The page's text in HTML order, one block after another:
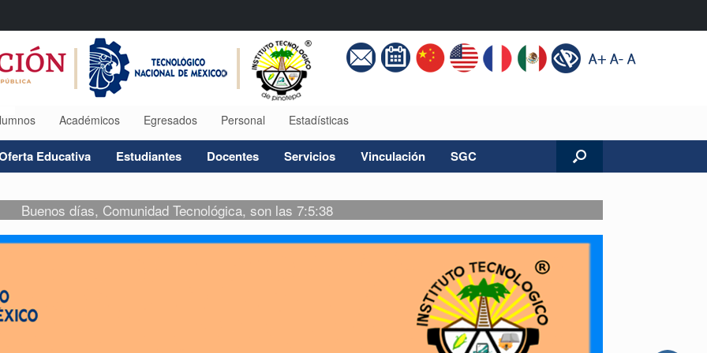
Académicos Egresados Personal Estadísticas
Educativa Estudiantes Docentes Servicios Vinculación SGC
Buenos días, Comunidad Tecnológica, son las 7:5:38